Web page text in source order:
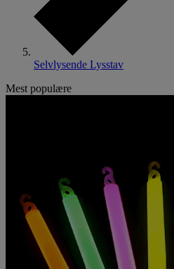
Selvlysende Lysstav
Mest populære